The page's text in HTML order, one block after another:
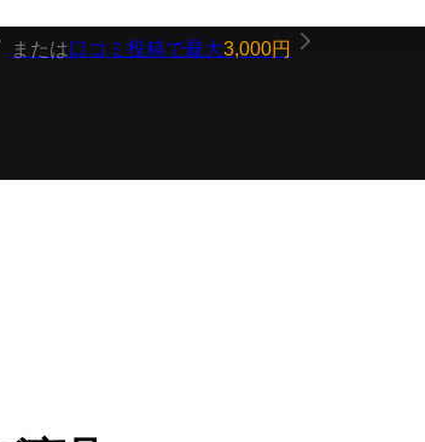
または口コミ投稿で最大3,000円